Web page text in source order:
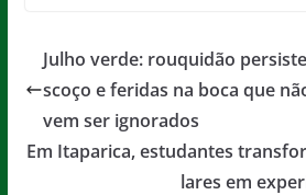
e
b
o
o
er l s
A
p
a
g
Julho verde: rouquidão
scoço e feridas na boca que
vem ser ignorados
Em Itaparica, estudantes
lares em